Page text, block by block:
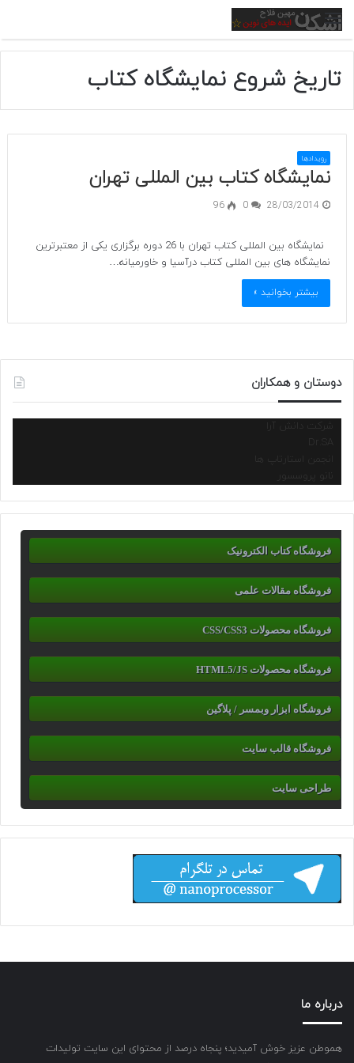
منو
تاریخ شروع نمایشگاه کتاب
رویدادها
نمایشگاه کتاب بین المللی تهران
28/03/2014
0
96
نمایشگاه بین المللی کتاب تهران با 26 دوره برگزاری یکی از معتبرترین
نمایشگاه های بین المللی کتاب درآسیا و خاورمیانه…
بیشتر بخوانید »
دوستان و همکاران
شرکت دانش آرا
انجمن استارتاپ ها
نانو پروسسور
فروشگاه کتاب الکترونیک
فروشگاه مقالات علمی
فروشگاه محصولات CSS/CSS3
فروشگاه محصولات HTML5/JS
فروشگاه ابزار وبمسر / پلاگین
فروشگاه قالب سایت
طراحی سایت
درباره ما
هموطن عزیز خوش آمیدید؛ پنجاه درصد از محتوای این سایت تولیدات